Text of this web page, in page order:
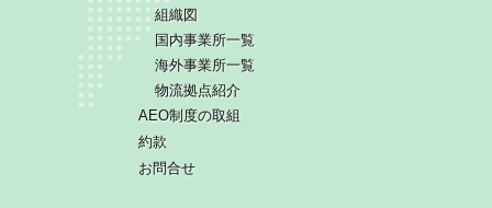
組織図
国内事業所一覧
海外事業所一覧
物流拠点紹介
AEO制度の取組
約款
お問合せ